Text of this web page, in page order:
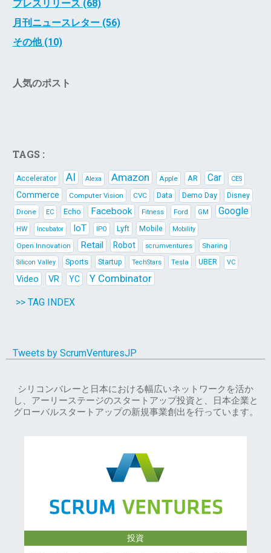
プレスリリース (68)
月刊ニュースレター (56)
その他 (10)
人気のポスト
TAGS :
Accelerator AI Alexa Amazon Apple AR Car CES
Commerce Computer Vision CVC Data Demo Day
Disney
Drone
EC Echo Facebook Fitness Ford GM Google
HW Incubator IoT IPO Lyft Mobile Mobility
Open Innovation Retail Robot scrumventures Sharing
Silicon Valley Sports Startup TechStars Tesla UBER VC
Video VR YC Y Combinator
>> TAG INDEX
Tweets by ScrumVenturesJP
シリコンバレーと日本における幅広いネットワークを活か
し、アーリーステージのスタートアップ投資と、日本企業と
グローバルスタートアップの新規事業創出を行っています。
投資